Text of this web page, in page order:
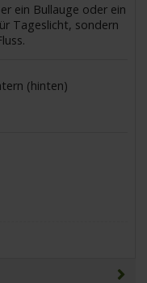
ein Bullauge oder ein
Tageslicht, sondern
(hinten)